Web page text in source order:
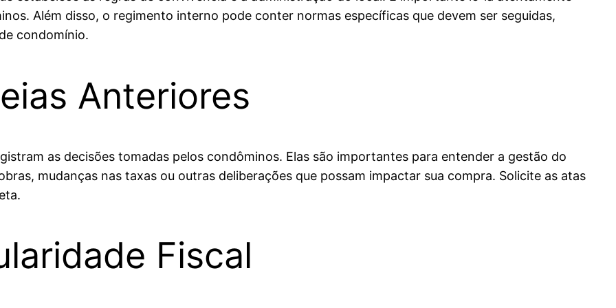
Além disso, o regimento interno pode conter normas específicas que devem ser seguidas,
condomínio.
Anteriores
as decisões tomadas pelos condôminos. Elas são importantes para entender a gestão do
mudanças nas taxas ou outras deliberações que possam impactar sua compra. Solicite as atas
Fiscal